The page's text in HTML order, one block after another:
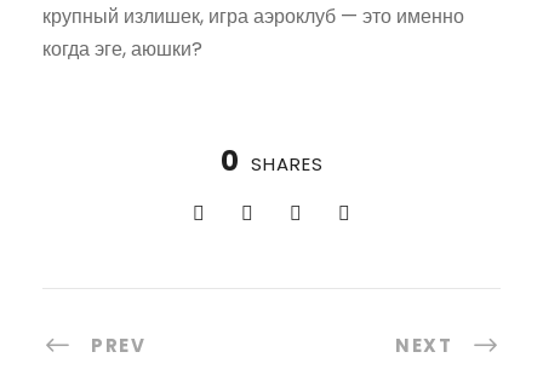
крупный излишек, игра аэроклуб — это именно
когда эге, аюшки?
0 SHARES
PREV NEXT